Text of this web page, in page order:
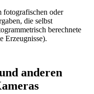
fotografischen oder
die selbst
berechnete
Erzeugnisse).
anderen